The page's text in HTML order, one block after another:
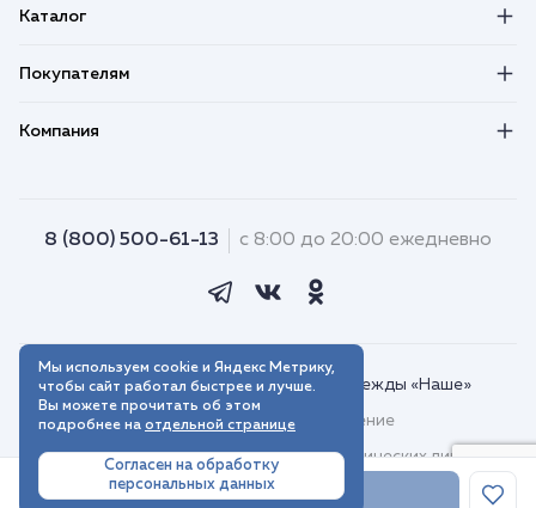
В корзину
Каталог
Покупателям
Компания
8 (800) 500-61-13 с 8:00 до 20:00 ежедневно
© 2018–2026. Интернет-магазин одежды «Наше»
Пользовательское соглашение
Договор присоединения для юридических лиц
Политика обработки персональных данных
Мы используем cookie и Яндекс Метрику,
чтобы сайт работал быстрее и лучше.
Вы можете прочитать об этом
подробнее на отдельной странице
Согласен на обработку
персональных данных